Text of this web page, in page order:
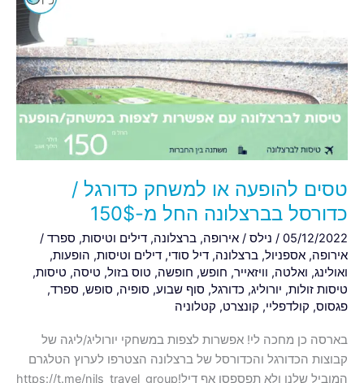
טסים להופעה או למשחק כדורגל /
כדורסל בברצלונה החל מ-150$
05/12/2022
/נילס/אירופה,ברצלונה,דילים וטיסות,ספרד/
אירופה,אספניול,ברצלונה,דיל סודי,דילים וטיסות,הופעות,
ואולינג,ואלטה,וויזאייר,חופש,חופשה,טוס בזול,טיסה,טיסות,
טיסות זולות,יורוליג,כדורגל,סוף שבוע,סופיה,סופש,ספרד,
פגסוס,קולדפליי,קונצרט,קטלוניה
בארסה כן מחכה לי! אפשרות לצפות במשחקי יורוליג/ליגה של
קבוצות הכדורגל והכדורסל של ברצלונה הצטרפו לערוץ הטלגרם
המוביל שלנו ולא תפספסו אף דיל!https://t.me/nils_travel_group
למשחק
כדורגל
כדורסל
בברצלונה
מ-150$